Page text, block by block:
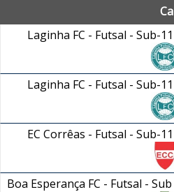
Laginha FC - Futsal - Sub-11
Laginha FC - Futsal - Sub-11
EC Corrêas - Futsal - Sub-11
Boa Esperança FC - Futsal - Sub